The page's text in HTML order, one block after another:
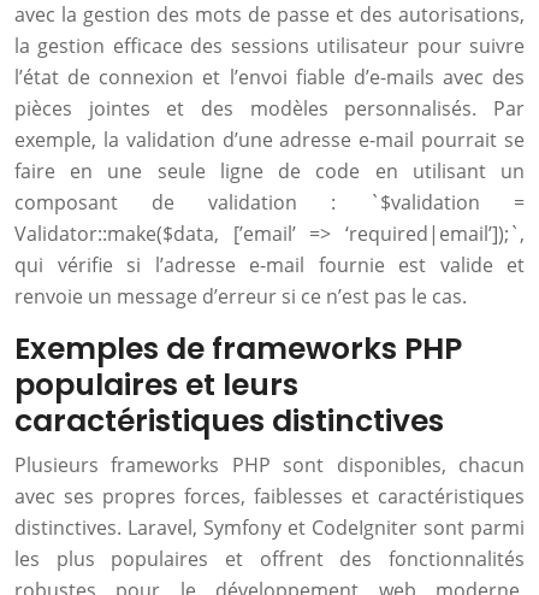
avec la gestion des mots de passe et des autorisations,
la gestion efficace des sessions utilisateur pour suivre
l’état de connexion et l’envoi fiable d’e-mails avec des
pièces jointes et des modèles personnalisés. Par
exemple, la validation d’une adresse e-mail pourrait se
faire en une seule ligne de code en utilisant un
composant de validation : `$validation =
Validator::make($data, [’email’ => ‘required|email’]);`,
qui vérifie si l’adresse e-mail fournie est valide et
renvoie un message d’erreur si ce n’est pas le cas.
Exemples de frameworks PHP
populaires et leurs
caractéristiques distinctives
Plusieurs frameworks PHP sont disponibles, chacun
avec ses propres forces, faiblesses et caractéristiques
distinctives. Laravel, Symfony et CodeIgniter sont parmi
les plus populaires et offrent des fonctionnalités